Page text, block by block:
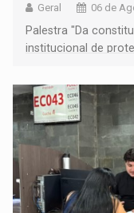
Geral 06 de
Palestra "Da
institucional de
Goiás